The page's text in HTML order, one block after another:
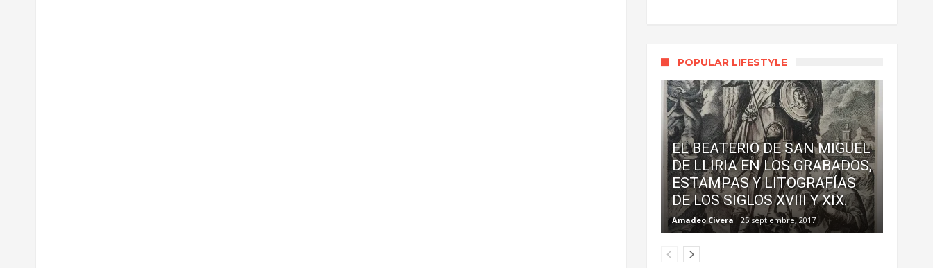
POPULAR LIFESTYLE
EL BEATERIO DE SAN MIGUEL
DE LLIRIA EN LOS GRABADOS,
ESTAMPAS Y LITOGRAFÍAS
DE LOS SIGLOS XVIII Y XIX.
Amadeo Civera 25 septiembre, 2017